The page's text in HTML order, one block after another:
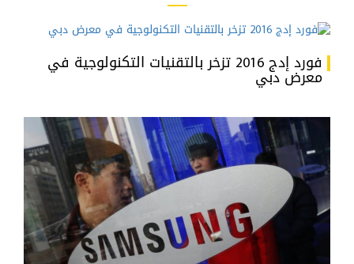
فورد إدج 2016 تزخر بالتقنيات التكنولوجية في
معرض دبي